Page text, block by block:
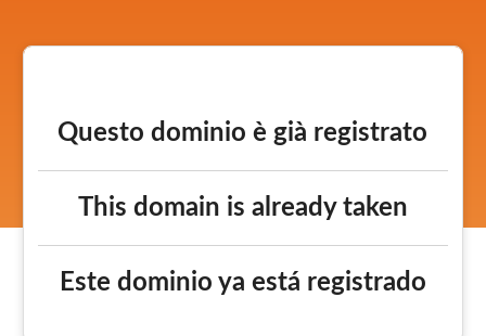
Questo dominio è già registrato
This domain is already taken
Este dominio ya está registrado